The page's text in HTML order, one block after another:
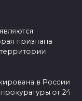
признана
в России
от 24